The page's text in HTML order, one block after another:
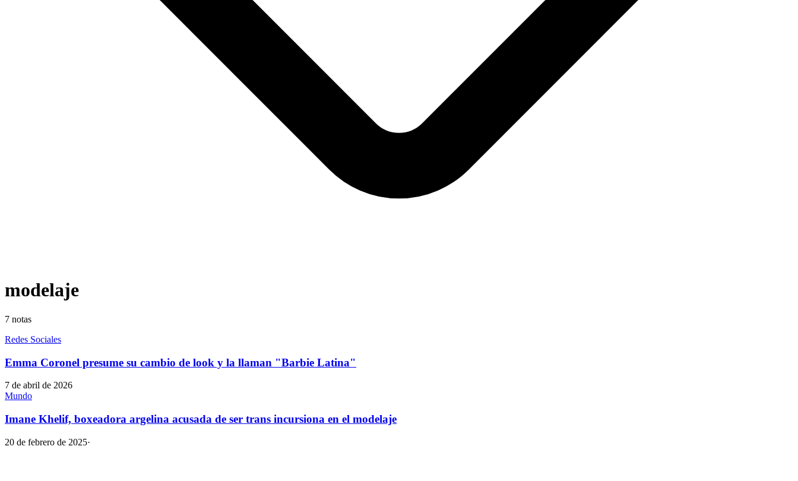
modelaje
7 notas
Redes Sociales
Emma Coronel presume su cambio de look y la llaman "Barbie Latina"
7 de abril de 2026
Mundo
Imane Khelif, boxeadora argelina acusada de ser trans incursiona en el modelaje
20 de febrero de 2025·